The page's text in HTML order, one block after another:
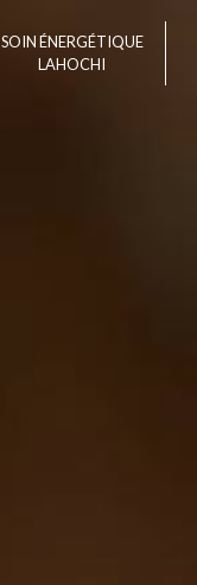
SOIN ÉNERGÉTIQUE
LAHOCHI